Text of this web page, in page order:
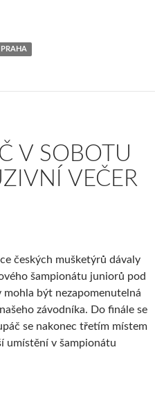
V SOBOTU
VEČER
českých mušketýrů dávaly
šampionátu juniorů pod
být nezapomenutelná
závodníka. Do finále se
se nakonec třetím místem
umístění v šampionátu